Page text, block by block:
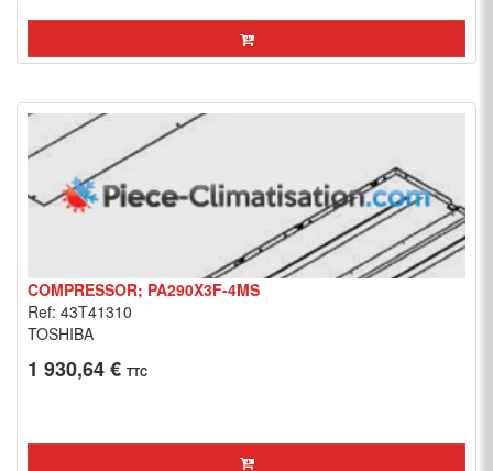
COMPRESSOR; PA290X3F-4MS
Ref: 43T41310
TOSHIBA
1 930,64 € TTC